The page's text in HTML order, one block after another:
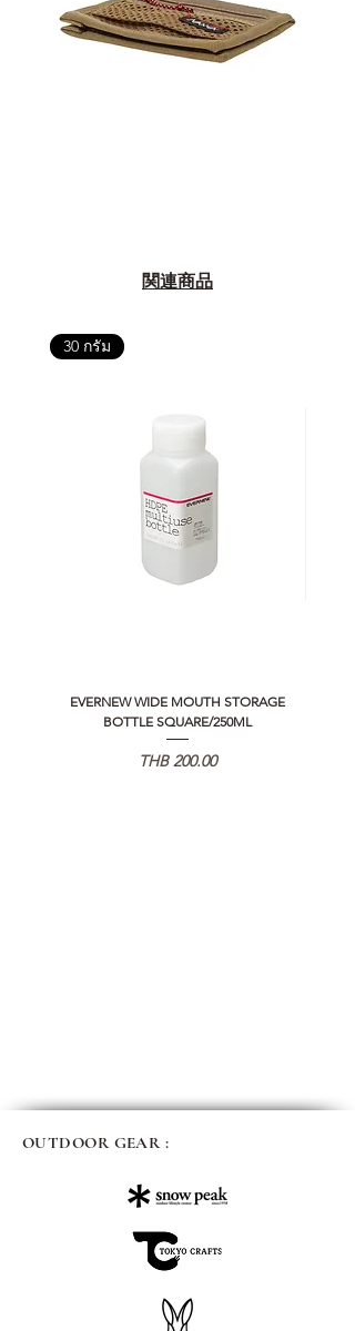
関連商品
30 กรัม
EVERNEW WIDE MOUTH STORAGE
BOTTLE SQUARE/250ML
価格
THB 200.00
OUTDOOR GEAR :